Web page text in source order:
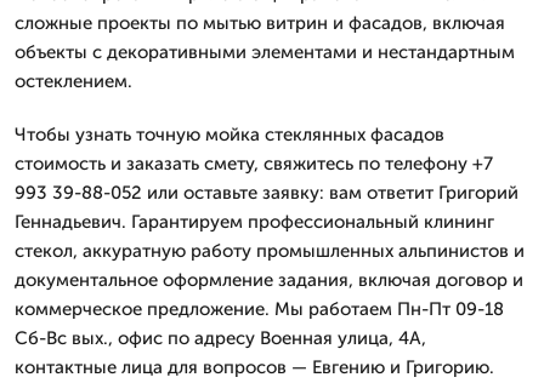
сложные проекты по мытью витрин и фасадов, включая
объекты с декоративными элементами и нестандартным
остеклением.
Чтобы узнать точную мойка стеклянных фасадов
стоимость и заказать смету, свяжитесь по телефону +7
993 39-88-052 или оставьте заявку: вам ответит Григорий
Геннадьевич. Гарантируем профессиональный клининг
стекол, аккуратную работу промышленных альпинистов и
документальное оформление задания, включая договор и
коммерческое предложение. Мы работаем Пн-Пт 09-18
Сб-Вс вых., офис по адресу Военная улица, 4А,
контактные лица для вопросов — Евгению и Григорию.